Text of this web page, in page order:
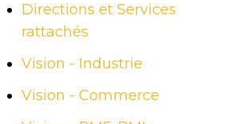
Directions et Services
rattachés
Vision - Industrie
Vision - Commerce